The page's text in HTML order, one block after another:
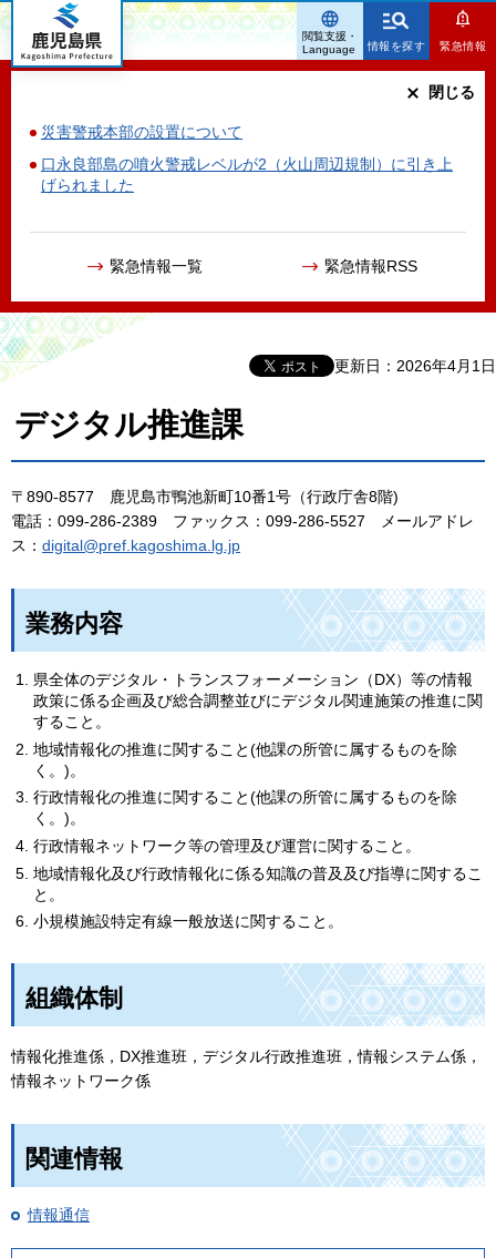
鹿児島県
情報を探す 緊急情報
災害警戒本部の設置について
口永良部島の噴火警戒レベルが2（火山周辺規制）に引き上
げられました
緊急情報一覧 緊急情報RSS
閉じる
閲覧支援・
Language
更新日：2026年4月1日
デジタル推進課
〒890-8577 鹿児島市鴨池新町10番1号（行政庁舎8階)
電話：099-286-2389
フ ァックス：099-286-5527 メールアドレ
ス： digital@pref.kagoshima.lg.jp
業務内容
県全体のデジタル・トランスフォーメーション（DX）等の情報
政策に係る企画及び総合調整並びにデジタル関連施策の推進に関
すること。
地域情報化の推進に関すること(他課の所管に属するものを除
く。)。
行政情報化の推進に関すること(他課の所管に属するものを除
く。)。
行政情報ネットワーク等の管理及び運営に関すること。
地域情報化及び行政情報化に係る知識の普及及び指導に関するこ
と。
小規模施設特定有線一般放送に関すること。
組織体制
情報化推進係，DX推進班，デジタル行政推進班，情報システム係，
情報ネットワーク係
関連情報
情報通信